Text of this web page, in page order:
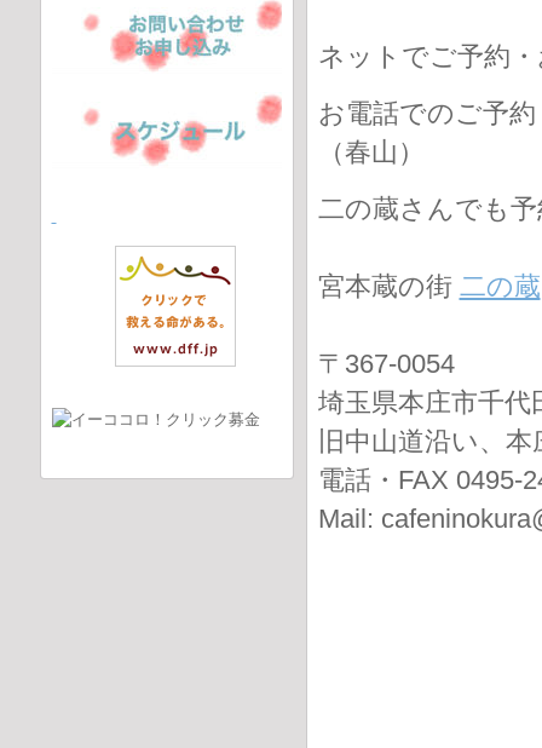
ネットでご予約
お電話でのご予
（春山）
二の蔵さんでも
宮本蔵の街 二の蔵
〒367-0054
埼玉県本庄市千代
旧中山道沿い、
電話・FAX 0495-
Mail: